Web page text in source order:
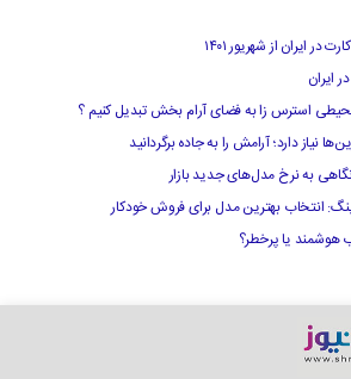
در ایران از شهریور ۱۴۰۱
ایران
استرس زا به فضای آرام بخش تبدیل کنیم ؟
نیاز دارد؛ آرامش را به جاده برگردانید
به نرخ مدل‌های جدید بازار
انتخاب بهترین مدل برای فروش خودکار
هوشمند یا پرخطر؟